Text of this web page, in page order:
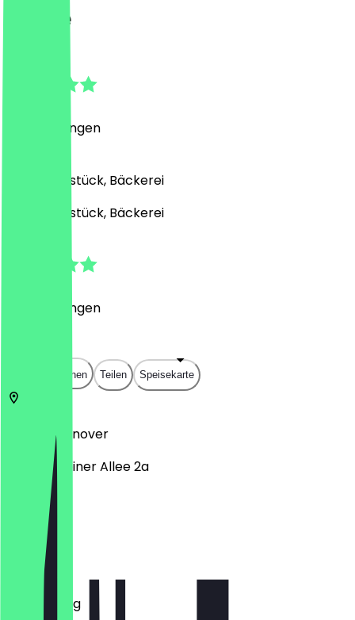
Allee
Bewertungen
Café, Frühstück, Bäckerei
Café, Frühstück, Bäckerei
Bewertungen
In App öffnen Teilen Speisekarte
Hannover
Gravensteiner Allee 2a
Montag
Dienstag
Mittwoch
Donnerstag